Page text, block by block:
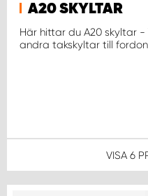
A20 SKYLTAR
Här hittar du A20 skyltar
andra takskyltar till
VISA 6